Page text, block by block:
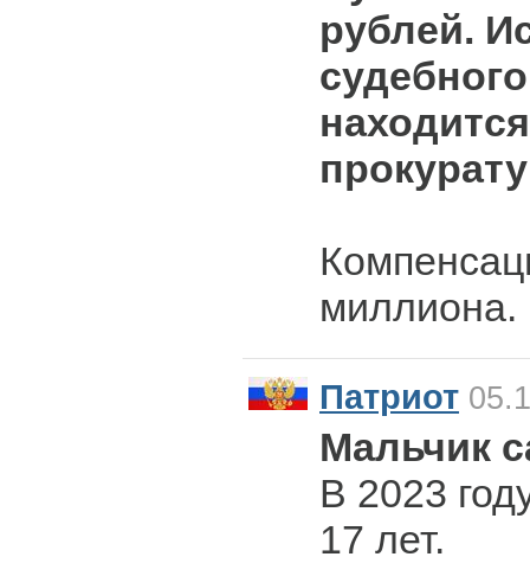
рублей.
миллиона.
Патриот
Мальчик
В 2023
17 лет.